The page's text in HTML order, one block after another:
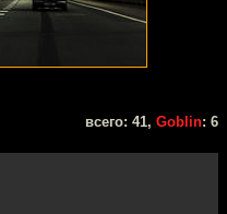
всего: 41, Goblin: 6